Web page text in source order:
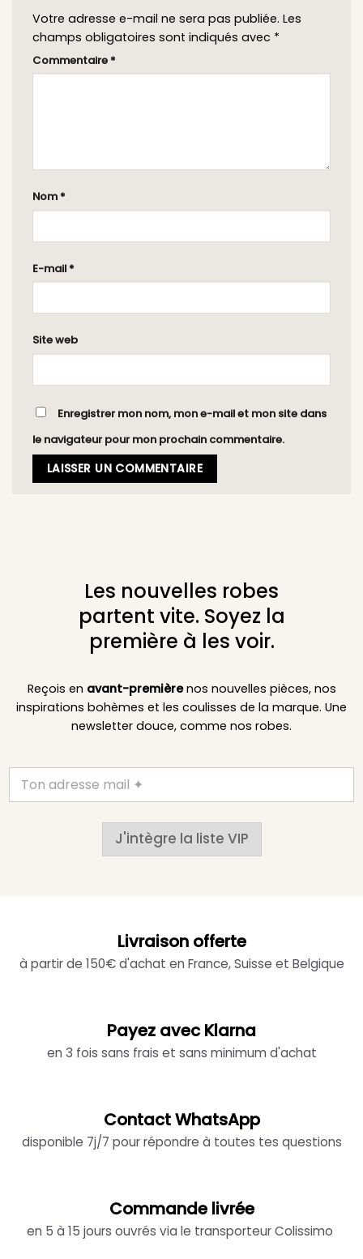
Votre adresse e-mail ne sera pas publiée. Les
champs obligatoires sont indiqués avec *
Commentaire *
Nom *
E-mail *
Site web
Enregistrer mon nom, mon e-mail et mon site dans
le navigateur pour mon prochain commentaire.
Les nouvelles robes
partent vite. Soyez la
première à les voir.
Reçois en avant-premièrenos nouvelles pièces, nos
inspirations bohèmes et les coulisses de la marque. Une
newsletter douce, comme nos robes.
J'intègre la liste VIP
Livraison offerte
à partir de 150€ d'achat en France, Suisse et Belgique
Payez avec Klarna
en 3 fois sans frais et sans minimum d'achat
Contact WhatsApp
disponible 7j/7 pour répondre à toutes tes questions
Commande livrée
en 5 à 15 jours ouvrés via le transporteur Colissimo